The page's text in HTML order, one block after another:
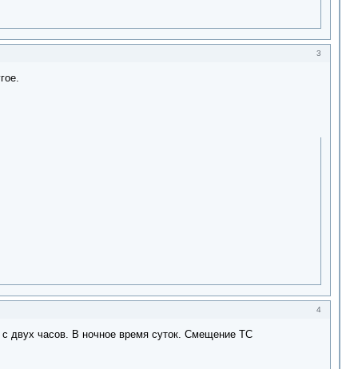
3
4
часов. В ночное время суток. Смещение ТС